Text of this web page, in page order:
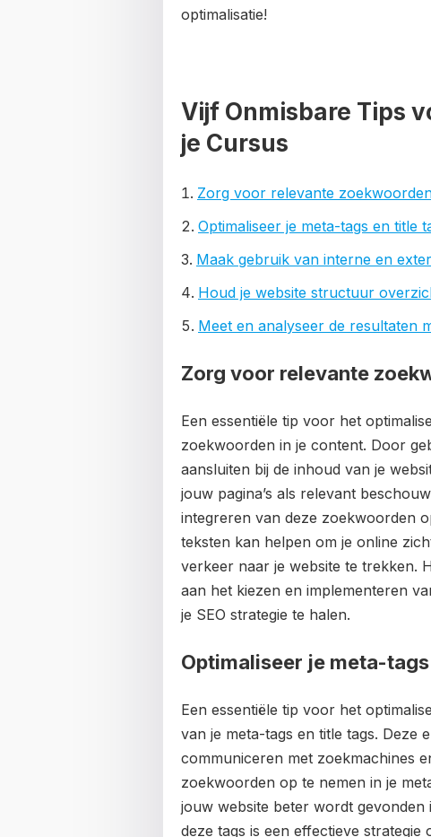
optimalisatie!
Vijf Onmisbare Tips
je Cursus
Zorg voor relevante
Optimaliseer je meta-tags en title
Maak gebruik van interne en
Houd je website structuur
Meet en analyseer de resultaten
Zorg voor relevante
Een essentiële tip voor het
zoekwoorden in je content. Door
aansluiten bij de inhoud van je
jouw pagina’s als relevant
integreren van deze zoekwoorden
teksten kan helpen om je online
verkeer naar je website te trekken.
aan het kiezen en implementeren
je SEO strategie te halen.
Optimaliseer je meta-
Een essentiële tip voor het
van je meta-tags en title tags. Deze
communiceren met zoekmachines
zoekwoorden op te nemen in je
jouw website beter wordt
deze tags is een effectieve